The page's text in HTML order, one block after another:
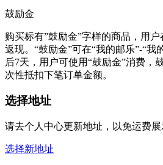
鼓励金
购买标有”鼓励金”字样的商品，用
返现。“鼓励金”可在“我的邮乐”-“我
后7天，用户可使用“鼓励金”消费，
次性抵扣下笔订单金额。
选择地址
请去个人中心更新地址，以免运费
选择新地址